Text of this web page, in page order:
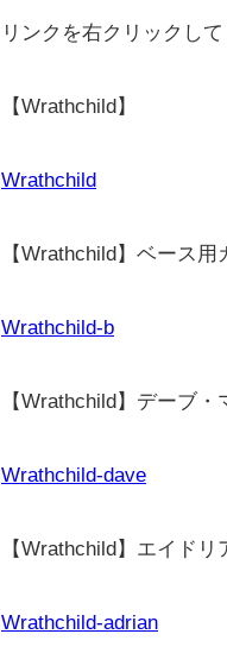
リンクを右クリックし
【Wrathchild】
Wrathchild
【Wrathchild】ベース用
Wrathchild-b
【Wrathchild】デーブ
Wrathchild-dave
【Wrathchild】エイド
Wrathchild-adrian